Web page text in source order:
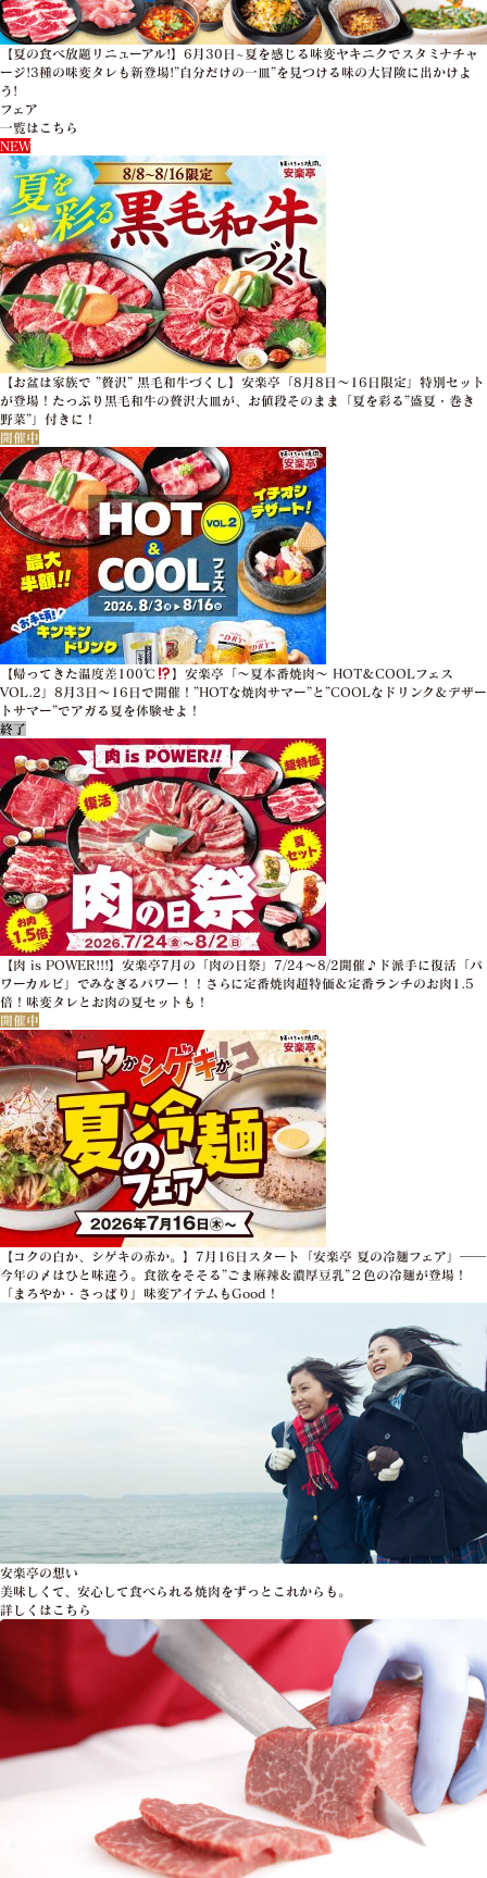
【夏の食べ放題リニューアル!】6月30日~夏を感じる味変ヤキニクでスタミナチャ
ージ!3種の味変タレも新登場!”自分だけの一皿”を見つける味の大冒険に出かけよ
う!
フェア
一覧はこちら
NEW
【お盆は家族で ”贅沢” 黒毛和牛づくし】安楽亭「8月8日～16日限定」特別セット
が登場！たっぷり黒毛和牛の贅沢大皿が、お値段そのまま「夏を彩る”盛夏・巻き
野菜”」付きに！
開催中
【帰ってきた温度差100℃
】安楽亭「～夏本番焼肉～ HOT＆COOLフェス
VOL.2」8月3日～16日で開催！”HOTな焼肉サマー”と”COOLなドリンク＆デザー
トサマー”でアガる夏を体験せよ！
終了
【肉 is POWER!!!】安楽亭7月の「肉の日祭」7/24～8/2開催♪ド派手に復活「パ
ワーカルビ」でみなぎるパワー！！さらに定番焼肉超特価＆定番ランチのお肉1.5
倍！味変タレとお肉の夏セットも！
開催中
【コクの白か、シゲキの赤か。】7月16日スタート「安楽亭 夏の冷麺フェア」――
今年の〆はひと味違う。食欲をそそる”ごま麻辣＆濃厚豆乳”２色の冷麺が登場！
「まろやか・さっぱり」味変アイテムもGood！
安楽亭の想い
美味しくて、安心して食べられる焼肉をずっとこれからも。
詳しくはこちら